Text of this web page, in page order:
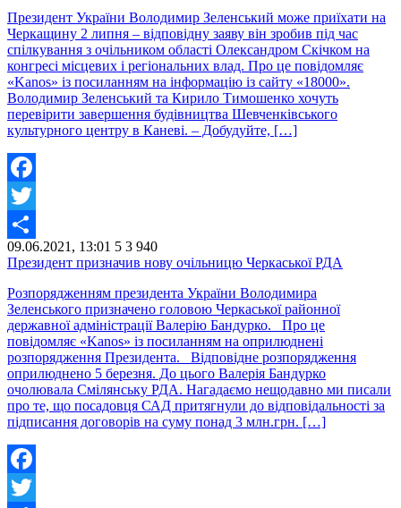
Президент України Володимир Зеленський може приїхати на
Черкащину 2 липня – відповідну заяву він зробив під час
спілкування з очільником області Олександром Скічком на
конгресі місцевих і регіональних влад. Про це повідомляє
«Kanos» із посиланням на інформацію із сайту «18000».
Володимир Зеленський та Кирило Тимошенко хочуть
перевірити завершення будівництва Шевченківського
культурного центру в Каневі. – Добудуйте, […]
Facebook
Twitter
Share
09.06.2021, 13:01 5 3 940
Президент призначив нову очільницю Черкаської РДА
Розпорядженням президента України Володимира
Зеленського призначено головою Черкаської районної
державної адміністрації Валерію Бандурко. Про це
повідомляє «Kanos» із посиланням на оприлюднені
розпорядження Президента. Відповідне розпорядження
оприлюднено 5 березня. До цього Валерія Бандурко
очолювала Смілянську РДА. Нагадаємо нещодавно ми писали
про те, що посадовця САД притягнули до відповідальності за
підписання договорів на суму понад 3 млн.грн. […]
Facebook